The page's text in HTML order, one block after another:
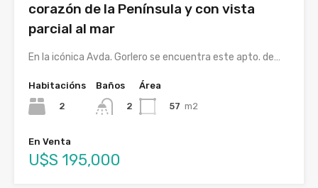
corazón de la Península y con vista
parcial al mar
En la icónica Avda. Gorlero se encuentra este apto. de…
Habitacións
2
Baños
2
Área
57 m2
En Venta
U$S 195,000